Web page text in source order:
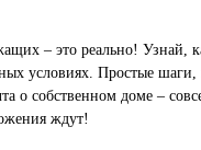
– это реально! Узнай,
условиях. Простые шаги,
о собственном доме –
ждут!